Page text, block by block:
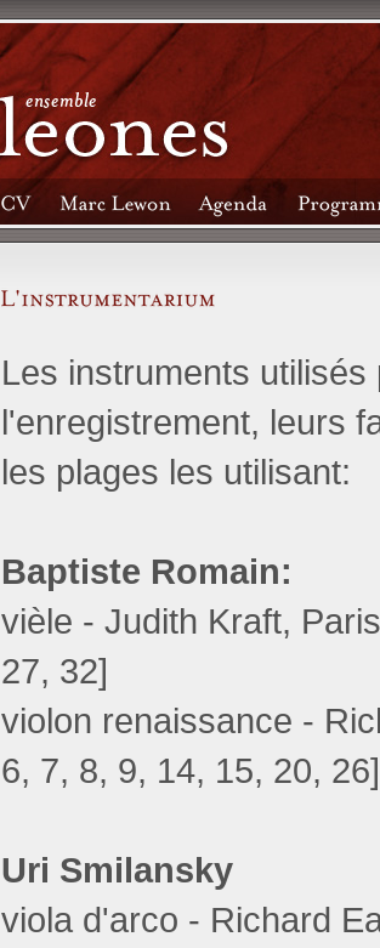
Les instruments utilisés
l'enregistrement, leurs
les plages les utilisant:
Baptiste Romain:
vièle - Judith Kraft,
27, 32]
violon renaissance -
6, 7, 8, 9, 14, 15, 20, 26]
Uri Smilansky
viola d'arco - Richard